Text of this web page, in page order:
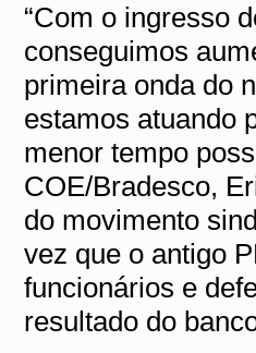
“Com o ingresso
conseguimos
primeira onda do
estamos atuando
menor tempo
COE/Bradesco,
do movimento
vez que o antigo
funcionários e
resultado do